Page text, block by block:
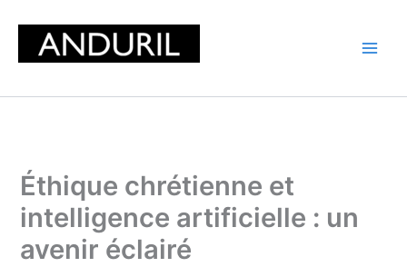
content
Éthique chrétienne et
intelligence artificielle : un
avenir éclairé